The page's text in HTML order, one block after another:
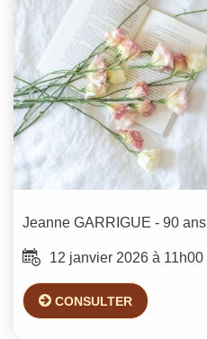
Jeanne GARRIGUE - 90 ans
12 janvier 2026 à 11h00
CONSULTER